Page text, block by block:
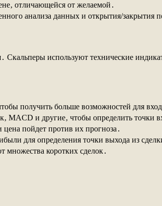
отличающейся от желаемой․
анализа данных и открытия/закрытия
Скальперы используют технические
получить больше возможностей для
MACD и другие‚ чтобы определить точки
пойдет против их прогноза․
для определения точки выхода из
множества коротких сделок․